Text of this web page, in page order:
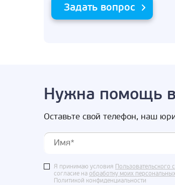
Задать вопрос
Нужна помощь в
Оставьте свой телефон, наш
Я принимаю условия Пользовательского
согласие на обработку моих
Политикой конфиденциальности